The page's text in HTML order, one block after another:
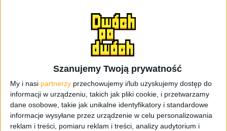
Szanujemy Twoją prywatność
My i nasi partnerzy przechowujemy i/lub uzyskujemy dostęp do
informacji w urządzeniu, takich jak pliki cookie, i przetwarzamy
dane osobowe, takie jak unikalne identyfikatory i standardowe
informacje wysyłane przez urządzenie w celu personalizowania
reklam i treści, pomiaru reklam i treści, analizy audytorium i
Ja też skorzystałem z promocji, bo od kilku lat używam
szczoteczki Oclean X. Wiadomym jest, że raz na kilka
miesięcy końcówkę trzeba wymienić. Odebrałem,
zapłaciłem i dopiero w samochodzie zorientowałem się,
że coś jest nie tak. Okazało się, że nie dość, że nie
zgadzała się liczba zamówionych produktów to jeszcze
dostałem nie to co zamawiałem. Zamiast dwóch sztuk
Oclean PW02 otrzymałem jedną sztukę Oclean P2. Czyli
końcówkę uznawaną za gorszą i o wyższej twardości